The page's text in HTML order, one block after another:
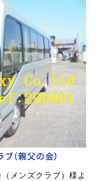
（親父の会）
メンズクラブ）様よ